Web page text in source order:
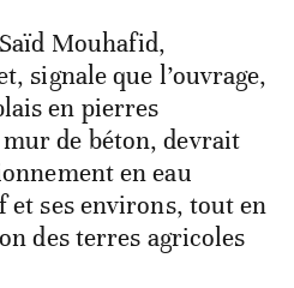
Mouhafid,
signale que l’ouvrage,
en pierres
de béton, devrait
en eau
et ses environs, tout en
des terres agricoles